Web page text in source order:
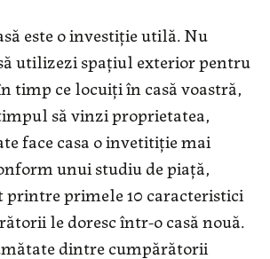
este o investiție utilă. Nu
utilizezi spațiul exterior pentru
timp ce locuiți în casă voastră,
să vinzi proprietatea,
face casa o invetitiție mai
unui studiu de piață,
printre primele 10 caracteristici
le doresc într-o casă nouă.
dintre cumpărătorii